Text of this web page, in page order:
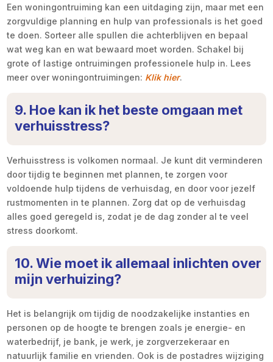
Een woningontruiming kan een uitdaging zijn, maar met een
zorgvuldige planning en hulp van professionals is het goed
te doen. Sorteer alle spullen die achterblijven en bepaal
wat weg kan en wat bewaard moet worden. Schakel bij
grote of lastige ontruimingen professionele hulp in. Lees
meer over woningontruimingen: Klik hier.
9. Hoe kan ik het beste omgaan met
verhuisstress?
Verhuisstress is volkomen normaal. Je kunt dit verminderen
door tijdig te beginnen met plannen, te zorgen voor
voldoende hulp tijdens de verhuisdag, en door voor jezelf
rustmomenten in te plannen. Zorg dat op de verhuisdag
alles goed geregeld is, zodat je de dag zonder al te veel
stress doorkomt.
10. Wie moet ik allemaal inlichten over
mijn verhuizing?
Het is belangrijk om tijdig de noodzakelijke instanties en
personen op de hoogte te brengen zoals je energie- en
waterbedrijf, je bank, je werk, je zorgverzekeraar en
natuurlijk familie en vrienden. Ook is de postadres wijziging